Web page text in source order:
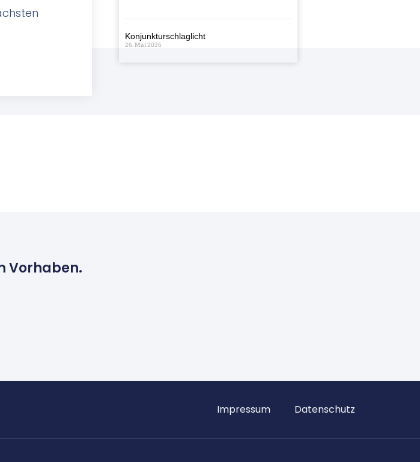
Konjunkturschlaglicht
26. Mai 2026
Vorhaben.
Impressum Datenschutz